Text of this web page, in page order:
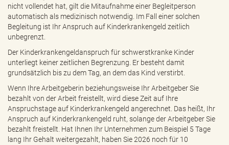
nicht vollendet hat, gilt die Mitaufnahme einer Begleitperson
automatisch als medizinisch notwendig. Im Fall einer solchen
Begleitung ist Ihr Anspruch auf Kinderkrankengeld zeitlich
unbegrenzt.
Der Kinderkrankengeldanspruch für schwerstkranke Kinder
unterliegt keiner zeitlichen Begrenzung. Er besteht damit
grundsätzlich bis zu dem Tag, an dem das Kind verstirbt.
Wenn Ihre Arbeitgeberin beziehungsweise Ihr Arbeitgeber Sie
bezahlt von der Arbeit freistellt, wird diese Zeit auf Ihre
Anspruchstage auf Kinderkrankengeld angerechnet. Das heißt, Ihr
Anspruch auf Kinderkrankengeld ruht, solange der Arbeitgeber Sie
bezahlt freistellt. Hat Ihnen Ihr Unternehmen zum Beispiel 5 Tage
lang Ihr Gehalt weitergezahlt, haben Sie 2026 noch für 10